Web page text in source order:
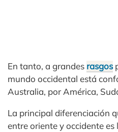
En tanto, a grandes rasgos
mundo occidental está
Australia, por América,
La principal diferenciación
entre oriente y occidente